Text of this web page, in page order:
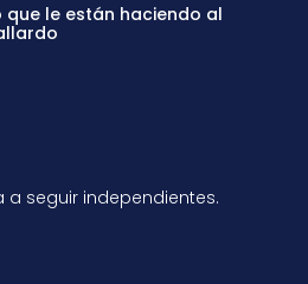
que le están haciendo al
seguir independientes.